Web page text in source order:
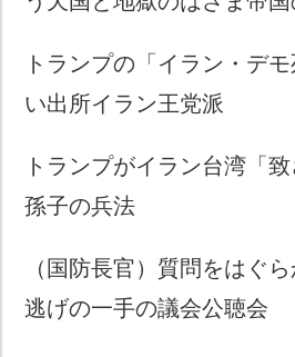
トランプの「イラン・デ
い出所イラン王党派
トランプがイラン台湾「
孫子の兵法
（国防長官）質問をはぐ
逃げの一手の議会公聴会